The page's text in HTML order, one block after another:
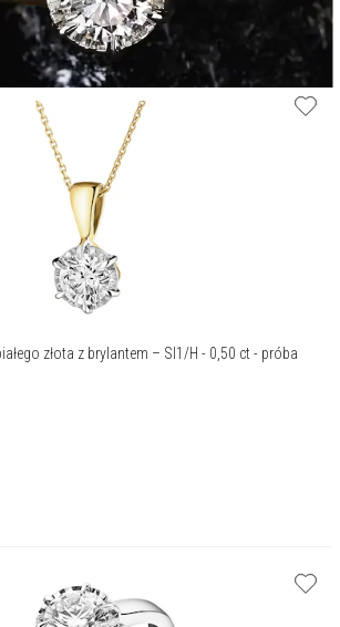
złota z brylantem – SI1/H - 0,50 ct - próba